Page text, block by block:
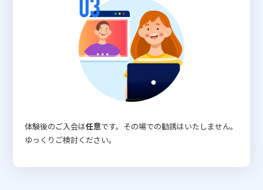
体験後のご入会は任意です。その場での勧誘はいたしません。
ゆっくりご検討ください。